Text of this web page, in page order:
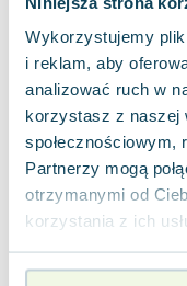
Wykorzystujemy
i reklam, aby
analizować ruch w
korzystasz z naszej
społecznościowym,
Partnerzy mogą
otrzymanymi od
korzystania z ich
Joseph Murphy
Jan Sztaudynger
Aleksander Puszkin
Oscar Wilde
Małgorzata Ohme
Leszek Czarnecki
Joanna Racewicz
Janina Zającówna